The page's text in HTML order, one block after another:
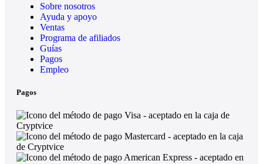
Sobre nosotros
Ayuda y apoyo
Ventas
Programa de afiliados
Guías
Pagos
Empleo
Pagos